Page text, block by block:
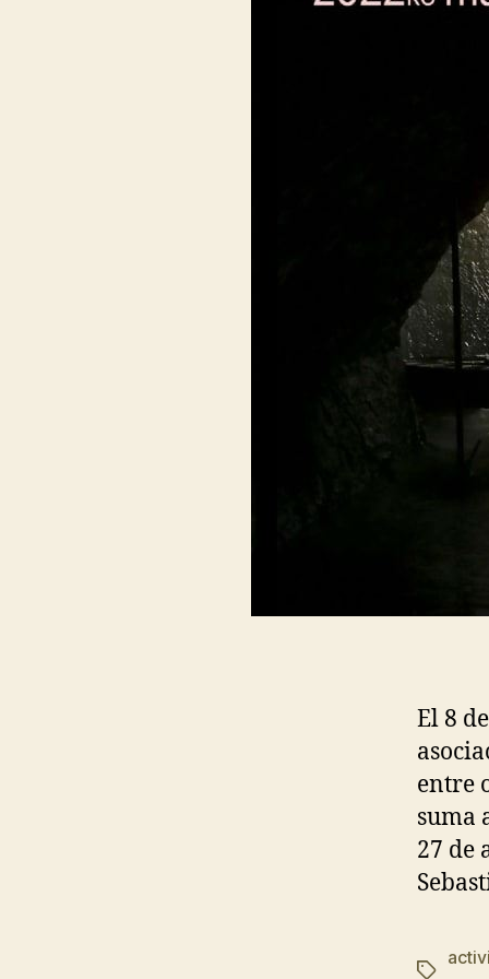
El 8
entre
suma
27 de
Etiquetas